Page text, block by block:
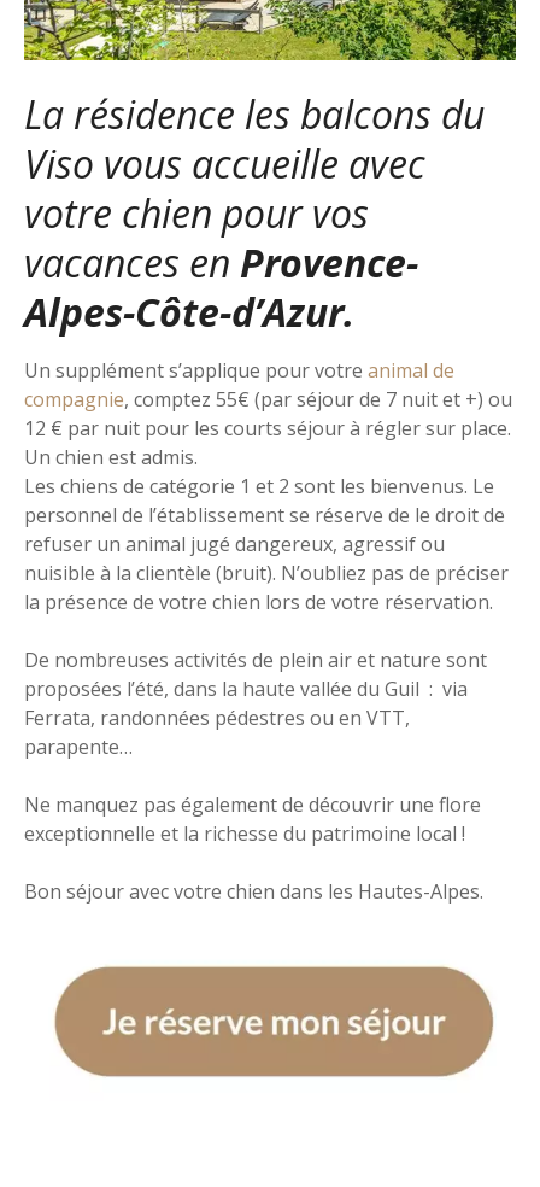
La résidence les balcons du
Viso vous accueille avec
votre chien pour vos
vacances en Provence-
Alpes-Côte-d’Azur.
Un supplément s’applique pour votre animal de
compagnie, comptez 55€ (par séjour de 7 nuit et +) ou
12 € par nuit pour les courts séjour à régler sur place.
Un chien est admis.
Les chiens de catégorie 1 et 2 sont les bienvenus. Le
personnel de l’établissement se réserve de le droit de
refuser un animal jugé dangereux, agressif ou
nuisible à la clientèle (bruit). N’oubliez pas de préciser
la présence de votre chien lors de votre réservation.
De nombreuses activités de plein air et nature sont
proposées l’été, dans la haute vallée du Guil : via
Ferrata, randonnées pédestres ou en VTT,
parapente…
Ne manquez pas également de découvrir une flore
exceptionnelle et la richesse du patrimoine local !
Bon séjour avec votre chien dans les Hautes-Alpes.